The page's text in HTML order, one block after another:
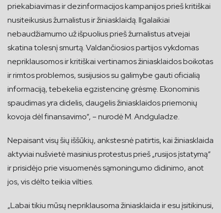
priekabiavimas ir dezinformacijos kampanijos prieš kritiškai
nusiteikusius žurnalistus ir žiniasklaidą. Ilgalaikiai
nebaudžiamumo už išpuolius prieš žurnalistus atvejai
skatina tolesnį smurtą. Valdančiosios partijos vykdomas
nepriklausomos ir kritiškai vertinamos žiniasklaidos boikotas
ir rimtos problemos, susijusios su galimybe gauti oficialią
informaciją, tebekelia egzistencinę grėsmę. Ekonominis
spaudimas yra didelis, daugelis žiniasklaidos priemonių
kovoja dėl finansavimo“, – nurodė M. Andguladze.
Nepaisant visų šių iššūkių, ankstesnė patirtis, kai žiniasklaida
aktyviai nušvietė masinius protestus prieš „rusijos įstatymą“
ir prisidėjo prie visuomenės sąmoningumo didinimo, anot
jos, vis dėlto teikia vilties.
„Labai tikiu mūsų nepriklausoma žiniasklaida ir esu įsitikinusi,